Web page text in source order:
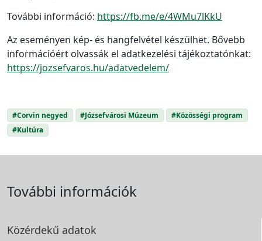
További információ: https://fb.me/e/4WMu7lKkU
Az eseményen kép- és hangfelvétel készülhet. Bővebb
információért olvassák el adatkezelési tájékoztatónkat:
https://jozsefvaros.hu/adatvedelem/
#Corvin negyed #Józsefvárosi Múzeum
#Közösségi program
#Kultúra
További információk
Közérdekű adatok